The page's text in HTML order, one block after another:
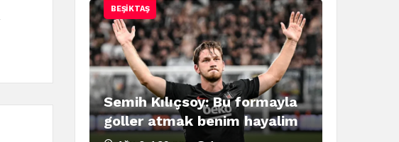
BEŞIKTAŞ
Semih Kılıçsoy: Bu formayla
goller atmak benim hayalim